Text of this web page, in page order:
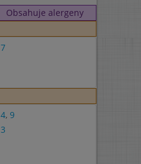
Obsahuje alergeny
7
4, 9
3